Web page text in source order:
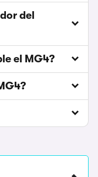
del
el MG4?